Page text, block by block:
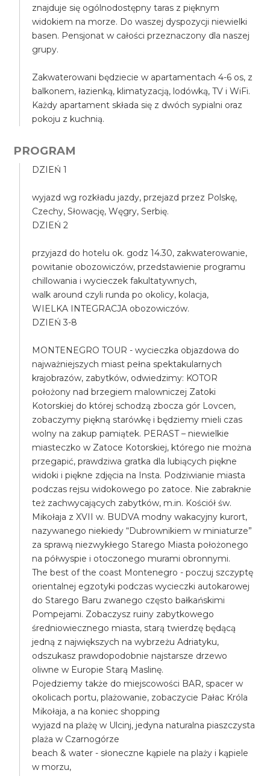
znajduje się ogólnodostępny taras z pięknym
widokiem na morze. Do waszej dyspozycji niewielki
basen. Pensjonat w całości przeznaczony dla naszej
grupy.
Zakwaterowani będziecie w apartamentach 4-6 os, z
balkonem, łazienką, klimatyzacją, lodówką, TV i WiFi.
Każdy apartament składa się z dwóch sypialni oraz
pokoju z kuchnią.
PROGRAM
DZIEŃ 1
wyjazd wg rozkładu jazdy, przejazd przez Polskę,
Czechy, Słowację, Węgry, Serbię.
DZIEŃ 2
przyjazd do hotelu ok. godz 14.30, zakwaterowanie,
powitanie obozowiczów, przedstawienie programu
chillowania i wycieczek fakultatywnych,
walk around czyli runda po okolicy, kolacja,
WIELKA INTEGRACJA obozowiczów.
DZIEŃ 3-8
MONTENEGRO TOUR - wycieczka objazdowa do
najważniejszych miast pełna spektakularnych
krajobrazów, zabytków, odwiedzimy: KOTOR
położony nad brzegiem malowniczej Zatoki
Kotorskiej do której schodzą zbocza gór Lovcen,
zobaczymy piękną starówkę i będziemy mieli czas
wolny na zakup pamiątek. PERAST – niewielkie
miasteczko w Zatoce Kotorskiej, którego nie można
przegapić, prawdziwa gratka dla lubiących piękne
widoki i piękne zdjęcia na Insta. Podziwianie miasta
podczas rejsu widokowego po zatoce. Nie zabraknie
też zachwycających zabytków, m.in. Kościół św.
Mikołaja z XVII w. BUDVA modny wakacyjny kurort,
nazywanego niekiedy “Dubrownikiem w miniaturze”
za sprawą niezwykłego Starego Miasta położonego
na półwyspie i otoczonego murami obronnymi.
The best of the coast Montenegro - poczuj szczyptę
orientalnej egzotyki podczas wycieczki autokarowej
do Starego Baru zwanego często bałkańskimi
Pompejami. Zobaczysz ruiny zabytkowego
średniowiecznego miasta, starą twierdzę będącą
jedną z największych na wybrzeżu Adriatyku,
odszukasz prawdopodobnie najstarsze drzewo
oliwne w Europie Starą Maslinę.
Pojedziemy także do miejscowości BAR, spacer w
okolicach portu, plażowanie, zobaczycie Pałac Króla
Mikołaja, a na koniec shopping
wyjazd na plażę w Ulcinj, jedyna naturalna piaszczysta
plaża w Czarnogórze
beach & water - słoneczne kąpiele na plaży i kąpiele
w morzu,